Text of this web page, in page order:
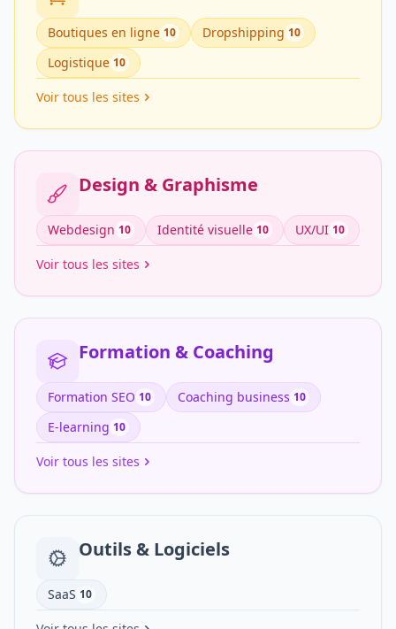
Boutiques en ligne 10 Dropshipping 10
Logistique 10
Voir tous les sites
Design & Graphisme
Webdesign 10 Identité visuelle 10 UX/UI 10
Voir tous les sites
Formation & Coaching
Formation SEO 10 Coaching business 10
E-learning 10
Voir tous les sites
Outils & Logiciels
SaaS 10